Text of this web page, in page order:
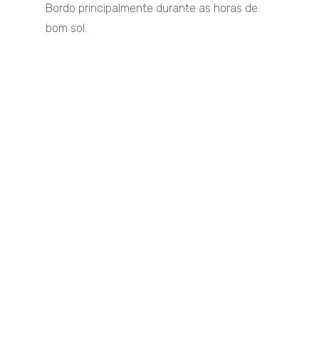
Bordo principalmente durante as horas de
bom sol.